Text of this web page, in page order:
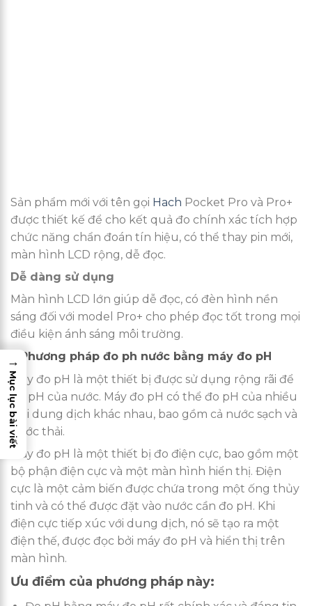
Sản phẩm mới với tên gọi Hach Pocket Pro và Pro+
được thiết kế để cho kết quả đo chính xác tích hợp
chức năng chẩn đoán tín hiệu, có thể thay pin mới,
màn hình LCD rộng, dễ đọc.
Dễ dàng sử dụng
Màn hình LCD lớn giúp dễ đọc, có đèn hình nền
sáng đối với model Pro+ cho phép đọc tốt trong mọi
điều kiện ánh sáng môi trường.
3.Phương pháp đo ph nước bằng máy đo pH
Máy đo pH là một thiết bị được sử dụng rộng rãi để
đo pH của nước. Máy đo pH có thể đo pH của nhiều
loại dung dịch khác nhau, bao gồm cả nước sạch và
nước thải.
Máy đo pH là một thiết bị đo điện cực, bao gồm một
bộ phận điện cực và một màn hình hiển thị. Điện
cực là một cảm biến được chứa trong một ống thủy
tinh và có thể được đặt vào nước cần đo pH. Khi
điện cực tiếp xúc với dung dịch, nó sẽ tạo ra một
điện thế, được đọc bởi máy đo pH và hiển thị trên
màn hình.
Ưu điểm của phương pháp này:
→
Mục lục bài viết